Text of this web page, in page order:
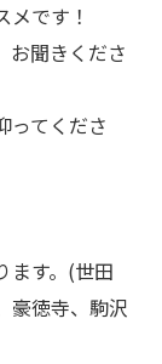
です！
お聞きくださ
ってくださ
ます。(世田
豪徳寺、駒沢